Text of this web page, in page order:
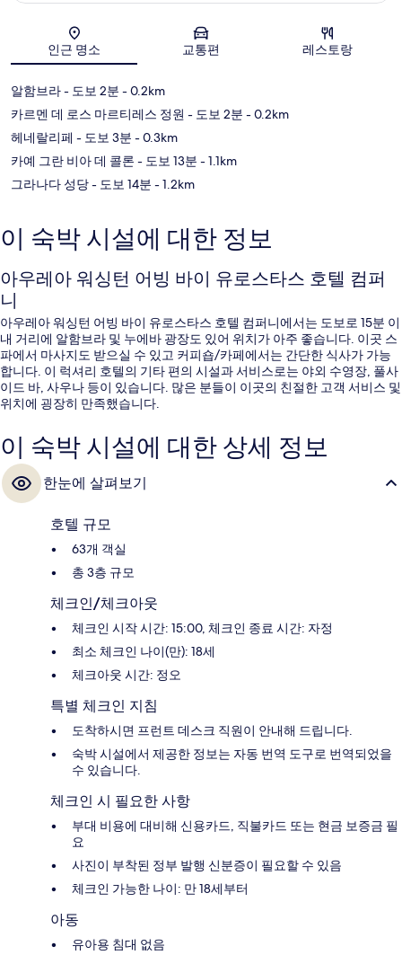
지도
인근 명소 교통편 레스토랑
알함브라- 도보 2분 - 0.2km
카르멘 데 로스 마르티레스 정원 - 도보 2분 - 0.2km
헤네랄리페 - 도보 3분 - 0.3km
카예 그란 비아 데 콜론 - 도보 13분 - 1.1km
그라나다 성당- 도보 14분 - 1.2km
이 숙박 시설에 대한 정보
아우레아 워싱턴 어빙 바이 유로스타스 호텔 컴퍼
니
아우레아 워싱턴 어빙 바이 유로스타스 호텔 컴퍼니에서는 도보로 15분 이
내 거리에 알함브라 및 누에바 광장도 있어 위치가 아주 좋습니다. 이곳 스
파에서 마사지도 받으실 수 있고 커피숍/카페에서는 간단한 식사가 가능
합니다. 이 럭셔리 호텔의 기타 편의 시설과 서비스로는 야외 수영장, 풀사
이드 바, 사우나 등이 있습니다. 많은 분들이 이곳의 친절한 고객 서비스 및
위치에 굉장히 만족했습니다.
이 숙박 시설에 대한 상세 정보
한눈에 살펴보기
호텔 규모
63개 객실
총 3층 규모
체크인/체크아웃
체크인 시작 시간: 15:00, 체크인 종료 시간: 자정
최소 체크인 나이(만): 18세
체크아웃 시간: 정오
특별 체크인 지침
도착하시면 프런트 데스크 직원이 안내해 드립니다.
숙박 시설에서 제공한 정보는 자동 번역 도구로 번역되었을
수 있습니다.
체크인 시 필요한 사항
부대 비용에 대비해 신용카드, 직불카드 또는 현금 보증금 필
요
사진이 부착된 정부 발행 신분증이 필요할 수 있음
체크인 가능한 나이: 만 18세부터
아동
유아용 침대 없음